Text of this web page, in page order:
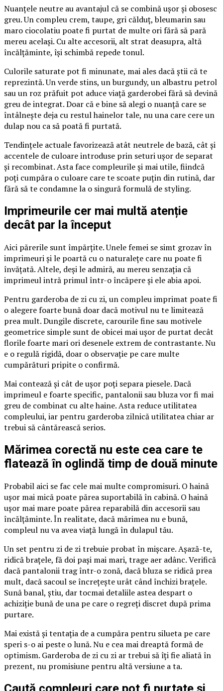
Nuanțele neutre au avantajul că se combină ușor și obosesc
greu. Un compleu crem, taupe, gri călduț, bleumarin sau
maro ciocolatiu poate fi purtat de multe ori fără să pară
mereu același. Cu alte accesorii, alt strat deasupra, altă
încălțăminte, își schimbă repede tonul.
Culorile saturate pot fi minunate, mai ales dacă știi că te
reprezintă. Un verde stins, un burgundy, un albastru petrol
sau un roz prăfuit pot aduce viață garderobei fără să devină
greu de integrat. Doar că e bine să alegi o nuanță care se
întâlnește deja cu restul hainelor tale, nu una care cere un
dulap nou ca să poată fi purtată.
Tendințele actuale favorizează atât neutrele de bază, cât și
accentele de culoare introduse prin seturi ușor de separat
și recombinat. Asta face compleurile și mai utile, fiindcă
poți cumpăra o culoare care te scoate puțin din rutină, dar
fără să te condamne la o singură formulă de styling.
Imprimeurile cer mai multă atenție
decât par la început
Aici părerile sunt împărțite. Unele femei se simt grozav în
imprimeuri și le poartă cu o naturalețe care nu poate fi
învățată. Altele, deși le admiră, au mereu senzația că
imprimeul intră primul într-o încăpere și ele abia apoi.
Pentru garderoba de zi cu zi, un compleu imprimat poate fi
o alegere foarte bună doar dacă motivul nu te limitează
prea mult. Dungile discrete, carourile fine sau motivele
geometrice simple sunt de obicei mai ușor de purtat decât
florile foarte mari ori desenele extrem de contrastante. Nu
e o regulă rigidă, doar o observație pe care multe
cumpărături pripite o confirmă.
Mai contează și cât de ușor poți separa piesele. Dacă
imprimeul e foarte specific, pantalonii sau bluza vor fi mai
greu de combinat cu alte haine. Asta reduce utilitatea
compleului, iar pentru garderoba zilnică utilitatea chiar ar
trebui să cântărească serios.
Mărimea corectă nu este cea care te
flatează în oglindă timp de două minute
Probabil aici se fac cele mai multe compromisuri. O haină
ușor mai mică poate părea suportabilă în cabină. O haină
ușor mai mare poate părea reparabilă din accesorii sau
încălțăminte. În realitate, dacă mărimea nu e bună,
compleul nu va avea viață lungă în dulapul tău.
Un set pentru zi de zi trebuie probat în mișcare. Așază-te,
ridică brațele, fă doi pași mai mari, trage aer adânc. Verifică
dacă pantalonii trag într-o zonă, dacă bluza se ridică prea
mult, dacă sacoul se încrețește urât când închizi brațele.
Sună banal, știu, dar tocmai detaliile astea despart o
achiziție bună de una pe care o regreți discret după prima
purtare.
Mai există și tentația de a cumpăra pentru silueta pe care
speri s-o ai peste o lună. Nu e cea mai dreaptă formă de
optimism. Garderoba de zi cu zi ar trebui să îți fie aliată în
prezent, nu promisiune pentru altă versiune a ta.